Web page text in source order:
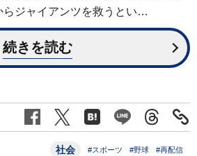
らジャイアンツを救うとい…
続きを読む
社会 #スポーツ #野球 #再配信